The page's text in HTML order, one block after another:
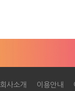
회사소개 이용안내